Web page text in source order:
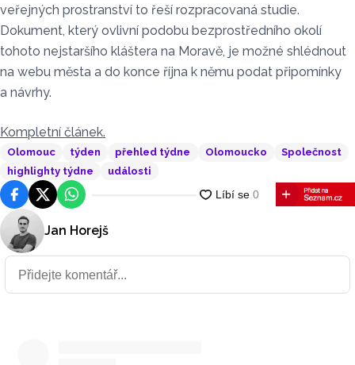
veřejných prostranství to řeší rozpracovaná studie.
Dokument, který ovlivní podobu bezprostředního okolí
tohoto nejstaršího kláštera na Moravě, je možné shlédnout
na webu města a do konce října k němu podat připomínky
a návrhy.
Kompletní článek.
Olomouc týden přehled týdne Olomoucko
Společnost
highlighty týdne
události
FacebookPlatforma X
WhatsApp
Jan Horejš